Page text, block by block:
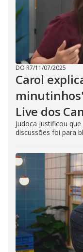
DO R7/11/07/2025
Carol
Live dos
Judoca justificou
discussões foi para